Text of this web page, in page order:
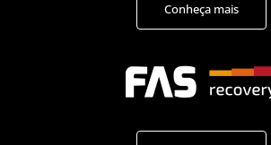
Conheça mais